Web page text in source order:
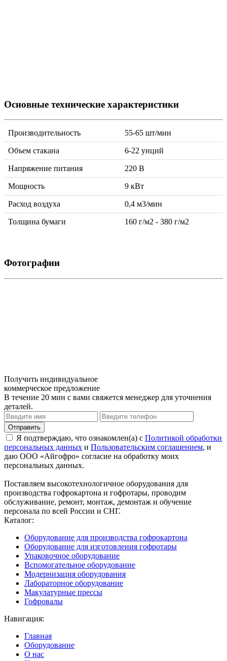
Основные технические характеристики
Производительность 55-65 шт/мин
Объем стакана 6-22 унций
Напряжение питания 220 B
Мощность 9 кВт
Расход воздуха 0,4 м3/мин
Толщина бумаги 160 г/м2 - 380 г/м2
Фотографии
Получить индивидуальное
коммерческое предложение
В течение 20 мин с вами свяжется менеджер для уточнения
деталей.
Я подтверждаю, что ознакомлен(а) с Политикой обработки
персональных данных и Пользовательским соглашением, и
даю ООО «Айгофро» согласие на обработку моих
персональных данных.
Поставляем высокотехнологичное оборудования для
производства гофрокартона и гофротары, проводим
обслуживание, ремонт, монтаж, демонтаж и обучение
персонала по всей России и СНГ.
Каталог:
Оборудование для производства гофрокартона
Оборудование для изготовления гофротары
Упаковочное оборудование
Вспомогательное оборудование
Модернизация оборудования
Лабораторное оборудование
Макулатурные прессы
Гофровалы
Навигация:
Главная
Оборудование
О нас